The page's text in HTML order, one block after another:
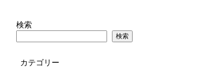
検索
検索
カテゴリー